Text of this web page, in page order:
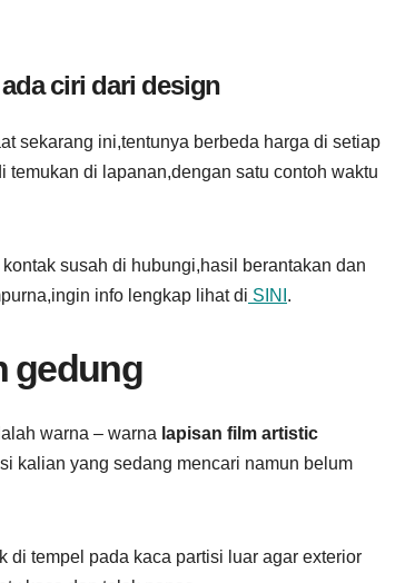
ciri dari design
sekarang ini,tentunya berbeda harga di setiap
di lapanan,dengan satu contoh waktu
susah di hubungi,hasil berantakan dan
info lengkap lihat di SINI .
gedung
warna – warna lapisan film artistic
kalian yang sedang mencari namun belum
di tempel pada kaca partisi luar agar exterior